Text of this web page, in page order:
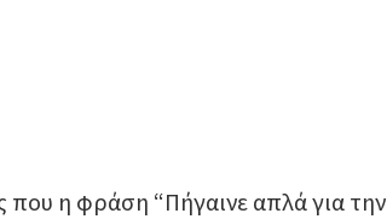
που η φράση “Πήγαινε απλά για την